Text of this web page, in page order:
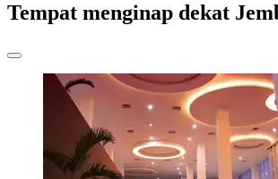
Tempat menginap dekat